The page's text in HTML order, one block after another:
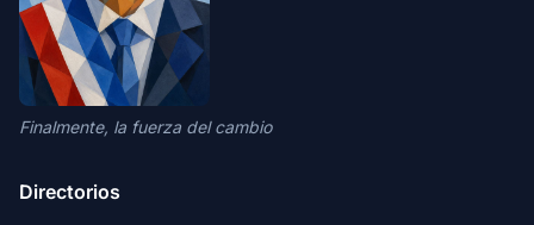
Finalmente, la fuerza del cambio
Directorios